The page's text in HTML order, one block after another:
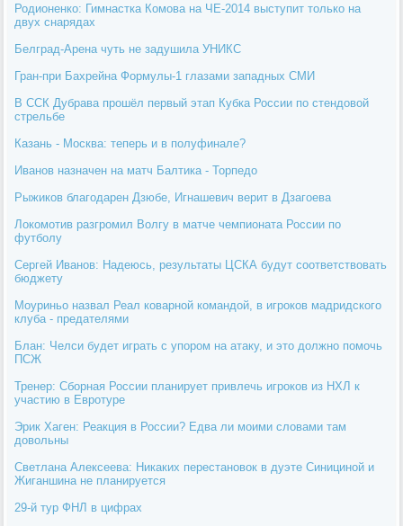
Родионенко: Гимнастка Комова на ЧЕ-2014 выступит только на
двух снарядах
Белград-Арена чуть не задушила УНИКС
Гран-при Бахрейна Формулы-1 глазами западных СМИ
В ССК Дубрава прошёл первый этап Кубка России по стендовой
стрельбе
Казань - Москва: теперь и в полуфинале?
Иванов назначен на матч Балтика - Торпедо
Рыжиков благодарен Дзюбе, Игнашевич верит в Дзагоева
Локомотив разгромил Волгу в матче чемпионата России по
футболу
Сергей Иванов: Надеюсь, результаты ЦСКА будут соответствовать
бюджету
Моуриньо назвал Реал коварной командой, в игроков мадридского
клуба - предателями
Блан: Челси будет играть с упором на атаку, и это должно помочь
ПСЖ
Тренер: Сборная России планирует привлечь игроков из НХЛ к
участию в Евротуре
Эрик Хаген: Реакция в России? Едва ли моими словами там
довольны
Светлана Алексеева: Никаких перестановок в дуэте Синициной и
Жиганшина не планируется
29-й тур ФНЛ в цифрах